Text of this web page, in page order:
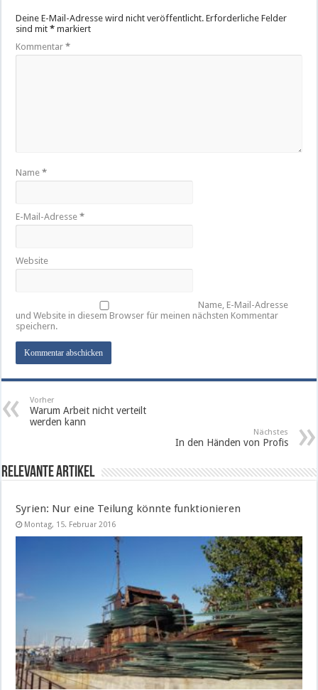
Deine E-Mail-Adresse wird nicht veröffentlicht. Erforderliche Felder
sind mit* markiert
Kommentar*
Name*
E-Mail-Adresse*
Website
Name, E-Mail-Adresse
und Website in diesem Browser für meinen nächsten Kommentar
speichern.
Vorher
Warum Arbeit nicht verteilt
werden kann
Nächstes
In den Händen von Profis
Relevante Artikel
Syrien: Nur eine Teilung könnte funktionieren
Montag, 15. Februar 2016